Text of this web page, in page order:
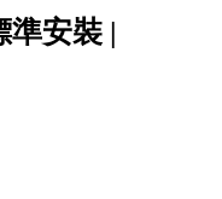
安裝 |